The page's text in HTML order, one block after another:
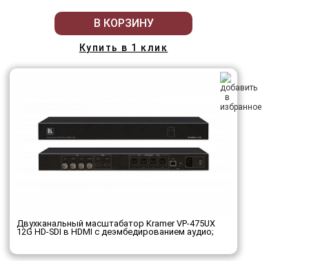
В КОРЗИНУ
Купить в 1 клик
Двухканальный масштабатор Kramer VP-475UX
12G HD-SDI в HDMI с деэмбедированием аудио;